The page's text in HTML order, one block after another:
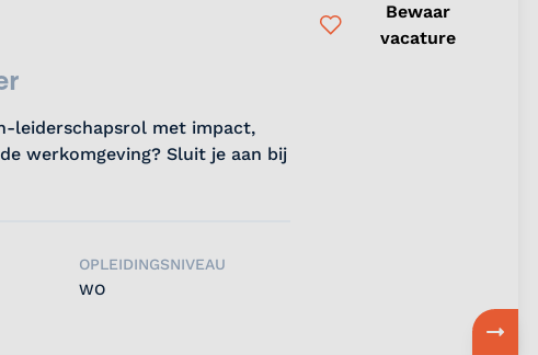
leiderschapsrol met impact,
werkomgeving? Sluit je aan bij
OPLEIDINGSNIVEAU
WO
Bewaar
vacature